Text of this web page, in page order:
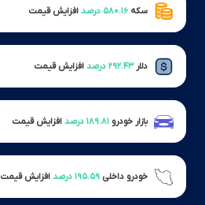
سکه ۵۸۰.۱۶ درصد افزایش قیمت
دلار۲۹۲.۴۳ درصد افزایش قیمت
بازار خودرو ۱۸۹.۸۱ درصد افزایش قیمت
خودرو داخلی ۱۹۵.۵۹ درصد افزایش قیمت